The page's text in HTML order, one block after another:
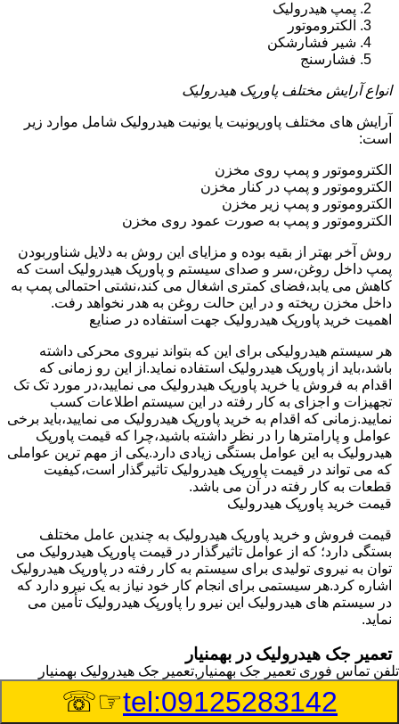
پمپ هیدرولیک
الکتروموتور
شیر فشارشکن
فشارسنج
انواع آرایش مختلف پاورپک هیدرولیک
آرایش های مختلف پاوریونیت یا یونیت هیدرولیک شامل موارد زیر
است:
الکتروموتور و پمپ روی مخزن
الکتروموتور و پمپ در کنار مخزن
الکتروموتور و پمپ زیر مخزن
الکتروموتور و پمپ به صورت عمود روی مخزن
روش آخر بهتر از بقیه بوده و مزایای این روش به دلایل شناوربودن
پمپ داخل روغن،سر و صدای سیستم و پاورپک هیدرولیک است که
کاهش می یابد،فضای کمتری اشغال می کند،نشتی احتمالی پمپ به
داخل مخزن ریخته و در این حالت روغن به هدر نخواهد رفت.
اهمیت خرید پاورپک هیدرولیک جهت استفاده در صنایع
هر سیستم هیدرولیکی برای این که بتواند نیروی محرکی داشته
باشد،باید از پاورپک هیدرولیک استفاده نماید.از این رو زمانی که
اقدام به فروش یا خرید پاورپک هیدرولیک می نمایید،در مورد تک تک
تجهیزات و اجزای به کار رفته در این سیستم اطلاعات کسب
نمایید.زمانی که اقدام به خرید پاورپک هیدرولیک می نمایید،باید برخی
عوامل و پارامترها را در نظر داشته باشید،چرا که قیمت پاورپک
هیدرولیک به این عوامل بستگی زیادی دارد.یکی از مهم ترین عواملی
که می تواند در قیمت پاورپک هیدرولیک تاثیرگذار است،کیفیت
قطعات به کار رفته در آن می باشد.
قیمت خرید پاورپک هیدرولیک
قیمت فروش و خرید پاورپک هیدرولیک به چندین عامل مختلف
بستگی دارد؛ که از عوامل تاثیرگذار در قیمت پاورپک هیدرولیک می
توان به نیروی تولیدی برای سیستم به کار رفته در پاورپک هیدرولیک
اشاره کرد.هر سیستمی برای انجام کار خود نیاز به یک نیرو دارد که
در سیستم های هیدرولیک این نیرو را پاورپک هیدرولیک تأمین می
نماید.
تعمیر جک هیدرولیک در بهمنیار
وسیله‎ای که با عملکرد خود موجب بلند شدن اهرم و یا وزن سنگین
در یک قسمت می گردد را جک هیدرولیک می نامند.جک هیدرولیک
تلفن تماس فوری تعمیر جک بهمنیار,تعمیر جک هیدرولیک بهمنیار
tel:09125283142
☞☏